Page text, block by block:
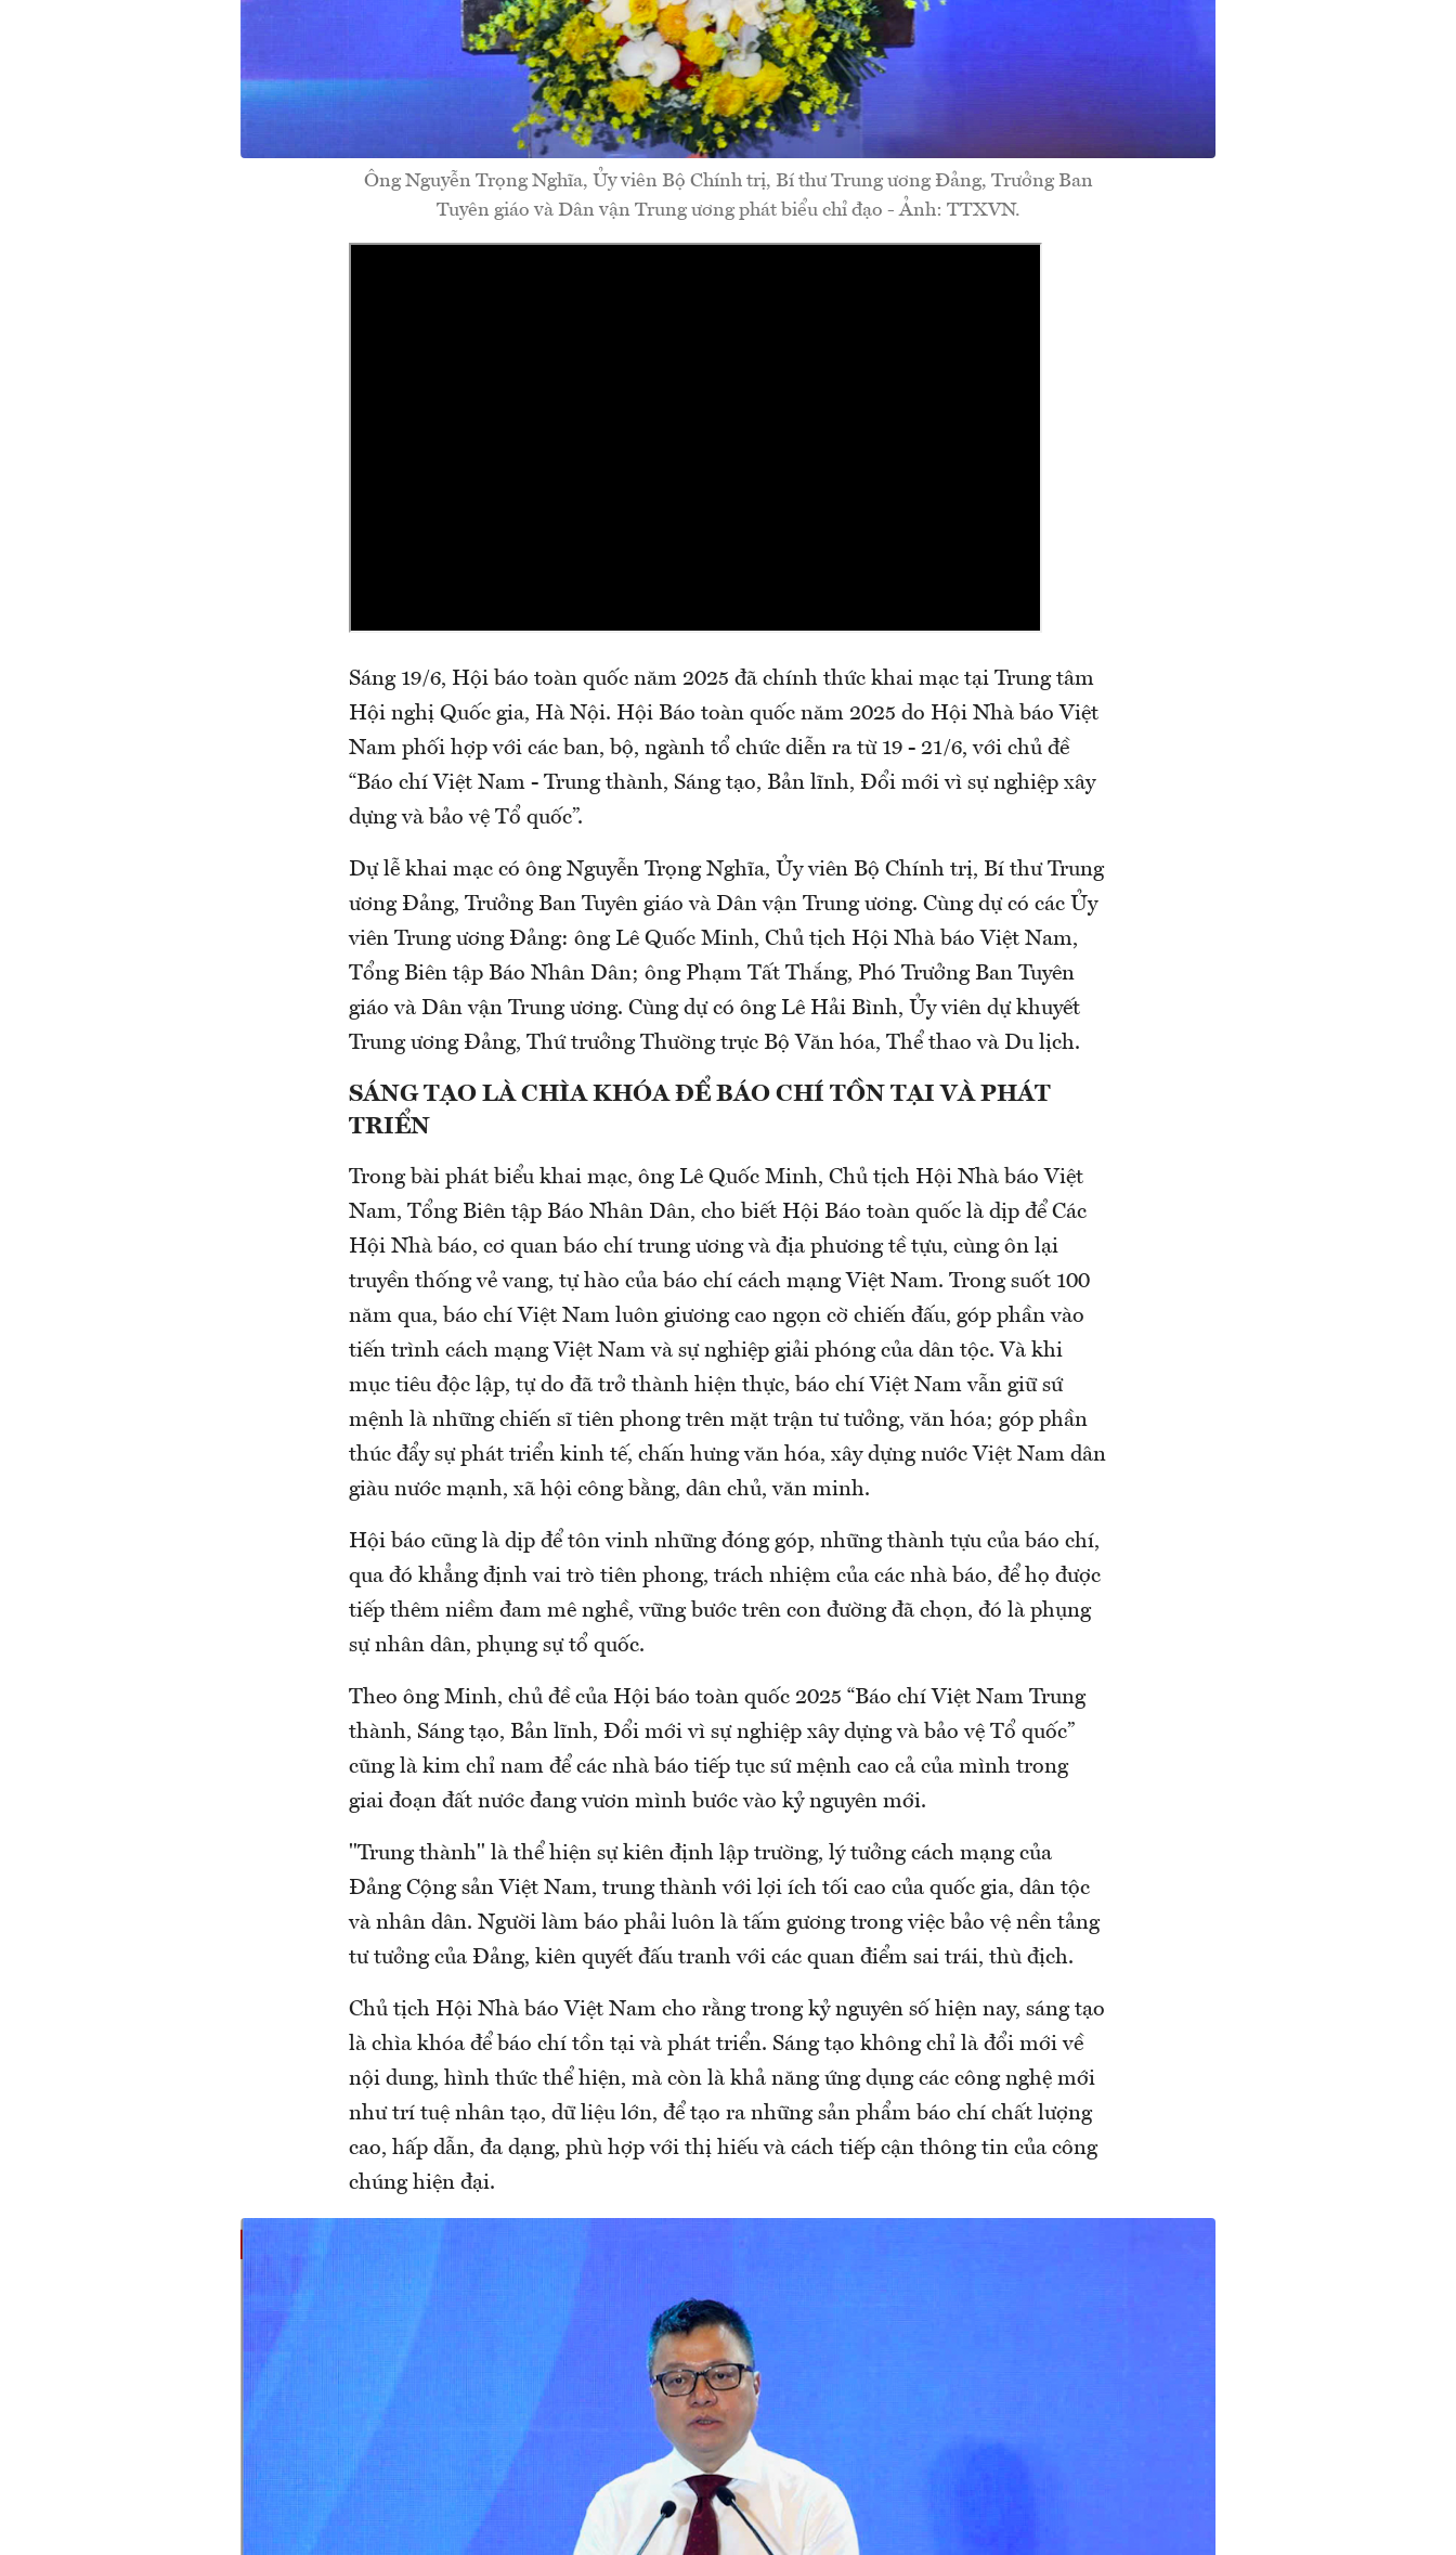
Ông Nguyễn Trọng Nghĩa, Ủy viên Bộ Chính trị, Bí thư Trung ương Đảng, Trưởng Ban
Tuyên giáo và Dân vận Trung ương phát biểu chỉ đạo - Ảnh: TTXVN.
Sáng 19/6, Hội báo toàn quốc năm 2025 đã chính thức khai mạc tại Trung tâm
Hội nghị Quốc gia, Hà Nội. Hội Báo toàn quốc năm 2025 do Hội Nhà báo Việt
Nam phối hợp với các ban, bộ, ngành tổ chức diễn ra từ 19 - 21/6, với chủ đề
“Báo chí Việt Nam - Trung thành, Sáng tạo, Bản lĩnh, Đổi mới vì sự nghiệp xây
dựng và bảo vệ Tổ quốc”.
Dự lễ khai mạc có ông Nguyễn Trọng Nghĩa, Ủy viên Bộ Chính trị, Bí thư Trung
ương Đảng, Trưởng Ban Tuyên giáo và Dân vận Trung ương. Cùng dự có các Ủy
viên Trung ương Đảng: ông Lê Quốc Minh, Chủ tịch Hội Nhà báo Việt Nam,
Tổng Biên tập Báo Nhân Dân; ông Phạm Tất Thắng, Phó Trưởng Ban Tuyên
giáo và Dân vận Trung ương. Cùng dự có ông Lê Hải Bình, Ủy viên dự khuyết
Trung ương Đảng, Thứ trưởng Thường trực Bộ Văn hóa, Thể thao và Du lịch.
SÁNG TẠO LÀ CHÌA KHÓA ĐỂ BÁO CHÍ TỒN TẠI VÀ PHÁT
TRIỂN
Trong bài phát biểu khai mạc, ông Lê Quốc Minh, Chủ tịch Hội Nhà báo Việt
Nam, Tổng Biên tập Báo Nhân Dân, cho biết Hội Báo toàn quốc là dịp để Các
Hội Nhà báo, cơ quan báo chí trung ương và địa phương tề tựu, cùng ôn lại
truyền thống vẻ vang, tự hào của báo chí cách mạng Việt Nam. Trong suốt 100
năm qua, báo chí Việt Nam luôn giương cao ngọn cờ chiến đấu, góp phần vào
tiến trình cách mạng Việt Nam và sự nghiệp giải phóng của dân tộc. Và khi
mục tiêu độc lập, tự do đã trở thành hiện thực, báo chí Việt Nam vẫn giữ sứ
mệnh là những chiến sĩ tiên phong trên mặt trận tư tưởng, văn hóa; góp phần
thúc đẩy sự phát triển kinh tế, chấn hưng văn hóa, xây dựng nước Việt Nam dân
giàu nước mạnh, xã hội công bằng, dân chủ, văn minh.
Hội báo cũng là dịp để tôn vinh những đóng góp, những thành tựu của báo chí,
qua đó khẳng định vai trò tiên phong, trách nhiệm của các nhà báo, để họ được
tiếp thêm niềm đam mê nghề, vững bước trên con đường đã chọn, đó là phụng
sự nhân dân, phụng sự tổ quốc.
Theo ông Minh, chủ đề của Hội báo toàn quốc 2025 “Báo chí Việt Nam Trung
thành, Sáng tạo, Bản lĩnh, Đổi mới vì sự nghiệp xây dựng và bảo vệ Tổ quốc”
cũng là kim chỉ nam để các nhà báo tiếp tục sứ mệnh cao cả của mình trong
giai đoạn đất nước đang vươn mình bước vào kỷ nguyên mới.
"Trung thành" là thể hiện sự kiên định lập trường, lý tưởng cách mạng của
Đảng Cộng sản Việt Nam, trung thành với lợi ích tối cao của quốc gia, dân tộc
và nhân dân. Người làm báo phải luôn là tấm gương trong việc bảo vệ nền tảng
tư tưởng của Đảng, kiên quyết đấu tranh với các quan điểm sai trái, thù địch.
Chủ tịch Hội Nhà báo Việt Nam cho rằng trong kỷ nguyên số hiện nay, sáng tạo
là chìa khóa để báo chí tồn tại và phát triển. Sáng tạo không chỉ là đổi mới về
nội dung, hình thức thể hiện, mà còn là khả năng ứng dụng các công nghệ mới
như trí tuệ nhân tạo, dữ liệu lớn, để tạo ra những sản phẩm báo chí chất lượng
cao, hấp dẫn, đa dạng, phù hợp với thị hiếu và cách tiếp cận thông tin của công
chúng hiện đại.